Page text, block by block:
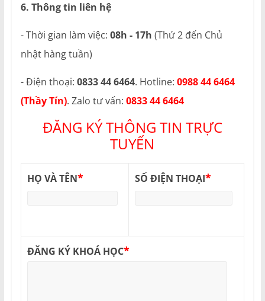
6. Thông tin liên hệ
- Thời gian làm việc: 08h - 17h (Thứ 2 đến Chủ
nhật hàng tuần)
- Điện thoại: 0833 44 6464. Hotline: 0988 44 6464
(Thầy Tín). Zalo tư vấn: 0833 44 6464
ĐĂNG KÝ THÔNG TIN TRỰC
TUYẾN
HỌ VÀ TÊN* SỐ ĐIỆN THOẠI*
ĐĂNG KÝ KHOÁ HỌC*